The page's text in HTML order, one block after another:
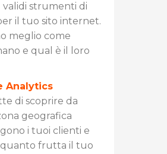
validi strumenti di
il tuo sito internet.
meglio come
e qual è il loro
Analytics
di scoprire da
geografica
i tuoi clienti e
quanto frutta il tuo